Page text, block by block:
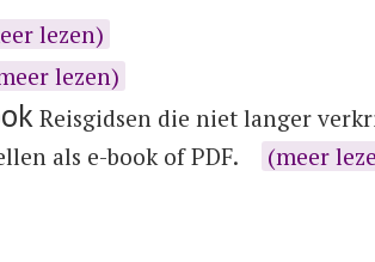
lezen)
lezen)
Reisgidsen die niet langer
als e-book of PDF.
(meer